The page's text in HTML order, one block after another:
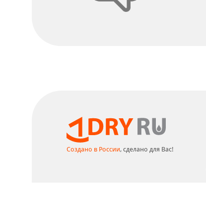
Создано в России, сделано для Вас!